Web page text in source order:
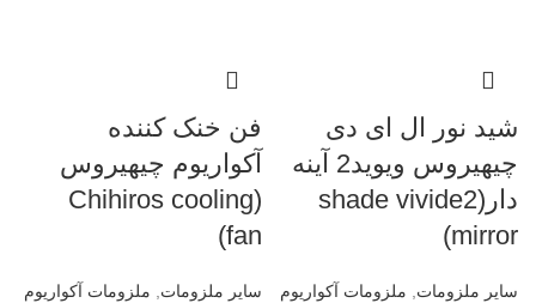
شید نور ال ای دی
چیهیروس ویوید2 آینه
دار(shade vivide2
mirror)
سایر ملزومات, ملزومات آکواریوم
فن خنک کننده
آکواریوم چیهیروس
(Chihiros cooling
fan)
سایر ملزومات, ملزومات آکواریوم